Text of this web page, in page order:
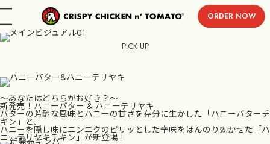
menu ORDER NOW
PICK UP
〜あなたはどちらがお好き？〜
新発売！ハニーバター & ハニーテリヤキ
バターの芳醇な風味とハニーの甘さを存分に生かした「ハニーバターチ
キン」と、
ハニーを隠し味にニンニクのピリッとした辛味をほんのり効かせた「ハ
ニーテリヤキチキン」が新登場 !